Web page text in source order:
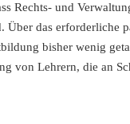
Rechts- und
das erforderliche
bisher wenig
von Lehrern, die an